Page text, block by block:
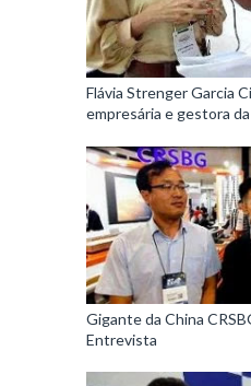
Flávia Strenger Garcia
empresária e gestora
Gigante da China
Entrevista